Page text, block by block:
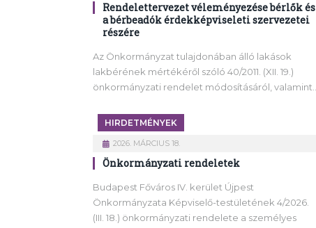
Rendelettervezet véleményezése bérlők és
a bérbeadók érdekképviseleti szervezetei
részére
Az Önkormányzat tulajdonában álló lakások
lakbérének mértékéről szóló 40/2011. (XII. 19.)
önkormányzati rendelet módosításáról, valamint…
HIRDETMÉNYEK
2026. MÁRCIUS 18.
Önkormányzati rendeletek
Budapest Főváros IV. kerület Újpest
Önkormányzata Képviselő-testületének 4/2026.
(III. 18.) önkormányzati rendelete a személyes